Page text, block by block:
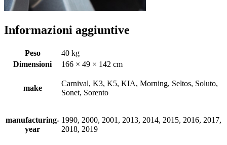
Informazioni aggiuntive
Peso
40 kg
Dimensioni
166 × 49 × 142 cm
make
Carnival, K3, K5, KIA, Morning, Seltos, Soluto,
Sonet, Sorento
manufacturing-
year
1990, 2000, 2001, 2013, 2014, 2015, 2016, 2017,
2018, 2019